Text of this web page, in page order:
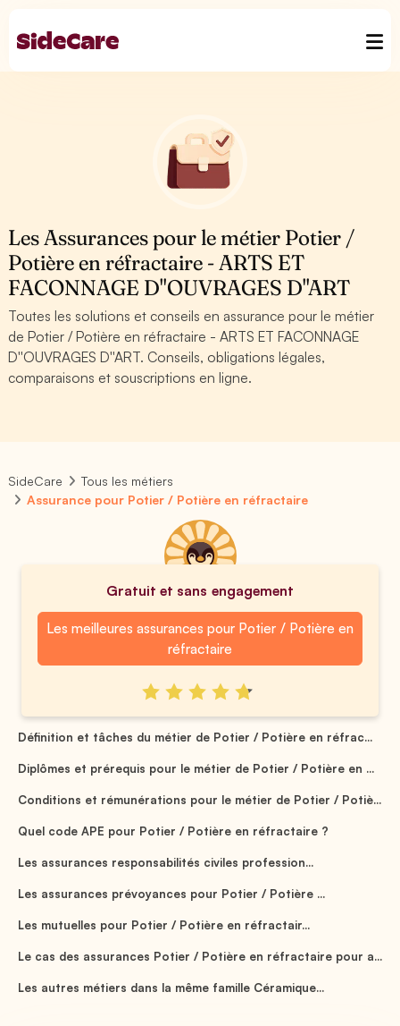
Les Assurances pour le métier Potier /
Potière en réfractaire - ARTS ET
FACONNAGE D''OUVRAGES D''ART
Toutes les solutions et conseils en assurance pour le métier
de Potier / Potière en réfractaire - ARTS ET FACONNAGE
D''OUVRAGES D''ART. Conseils, obligations légales,
comparaisons et souscriptions en ligne.
SideCare
Tous les métiers
Assurance pour Potier / Potière en réfractaire
Gratuit et sans engagement
Les meilleures assurances pour Potier / Potière en
réfractaire
Définition et tâches du métier de Potier / Potière en réfrac...
Diplômes et prérequis pour le métier de Potier / Potière en ...
Conditions et rémunérations pour le métier de Potier / Potiè...
Quel code APE pour Potier / Potière en réfractaire ?
Les assurances responsabilités civiles profession...
Les assurances prévoyances pour Potier / Potière ...
Les mutuelles pour Potier / Potière en réfractair...
Le cas des assurances Potier / Potière en réfractaire pour a...
Les autres métiers dans la même famille Céramique...